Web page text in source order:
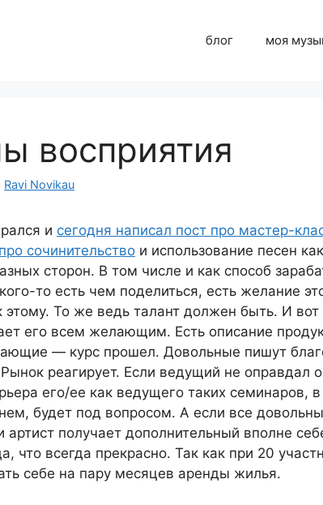
блог моя
восприятия
Ravi Novikau
и сегодня написал пост про мастер-
сочинительство и использование песен
сторон. В том числе и как способ
то есть чем поделиться, есть желание
этому. То же ведь талант должен быть. И
его всем желающим. Есть описание
— курс прошел. Довольные пишут
реагирует. Если ведущий не оправдал
его/ее как ведущего таких семинаров,
будет под вопросом. А если все
артист получает дополнительный вполне
что всегда прекрасно. Так как при 20
себе на пару месяцев аренды жилья.